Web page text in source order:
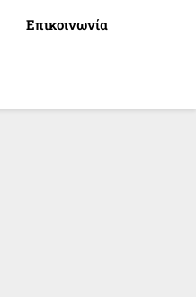
Επικοινωνία